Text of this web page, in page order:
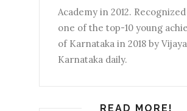
Academy in 2012. Recognized
one of the top-10 young
of Karnataka in 2018 by Vijaya
Karnataka daily.
READ MORE!